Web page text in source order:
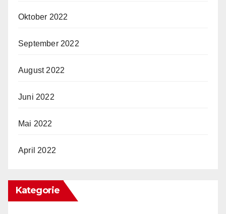
Oktober 2022
September 2022
August 2022
Juni 2022
Mai 2022
April 2022
Kategorie